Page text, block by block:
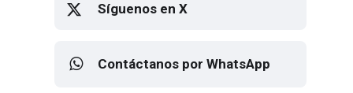
Síguenos en X
Contáctanos por WhatsApp